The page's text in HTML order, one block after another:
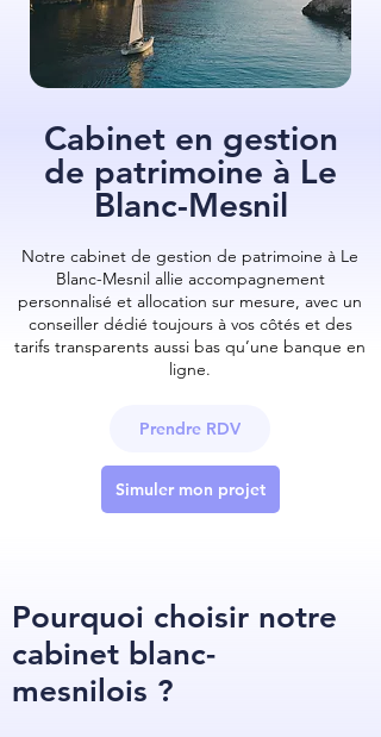
Cabinet en gestion
de patrimoine à Le
Blanc-Mesnil
Notre cabinet de gestion de patrimoine à Le
Blanc-Mesnil allie accompagnement
personnalisé et allocation sur mesure, avec un
conseiller dédié toujours à vos côtés et des
tarifs transparents aussi bas qu’une banque en
ligne.
Prendre RDV
Simuler mon projet
Pourquoi choisir notre
cabinet blanc-
mesnilois ?